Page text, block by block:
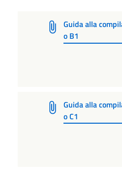
Guida alla
o B1
Guida alla
o C1